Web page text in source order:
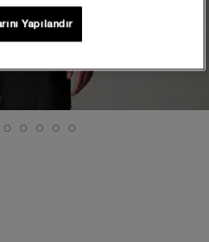
Yapılandır